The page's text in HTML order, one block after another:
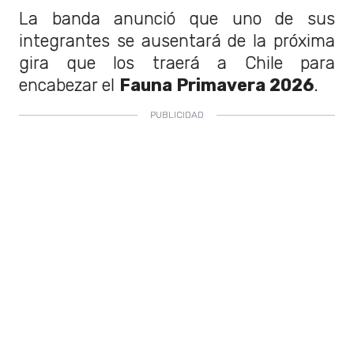
La banda anunció que uno de sus
integrantes se ausentará de la próxima
gira que los traerá a Chile para
encabezar el Fauna Primavera 2026.